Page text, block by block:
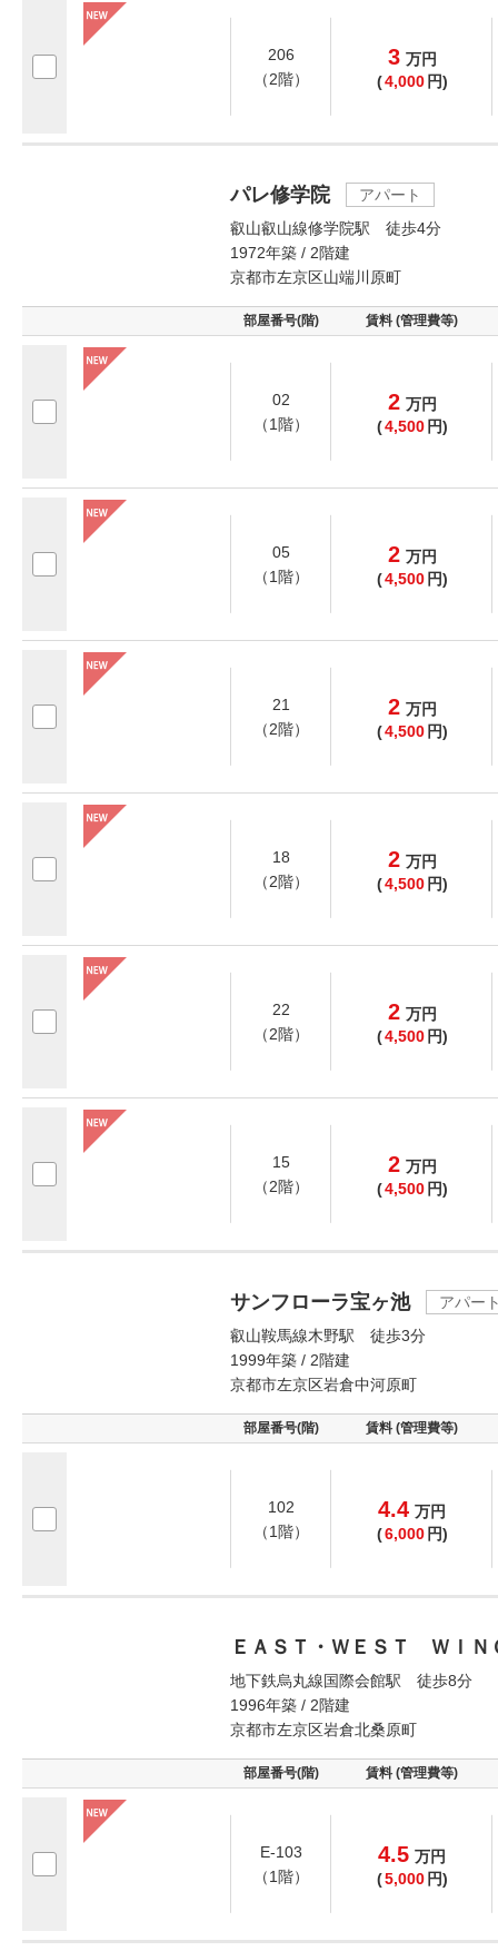
206
（2階）
3 万円
(4,000 円)
パレ修学院
アパート
叡山叡山線修学院駅 徒歩4分
1972年築 / 2階建
京都市左京区山端川原町
部屋番号(階) 賃料 (管理費等)
02
（1階）
2 万円
(4,500 円)
05
（1階）
2 万円
(4,500 円)
21
（2階）
2 万円
(4,500 円)
18
（2階）
2 万円
(4,500 円)
22
（2階）
2 万円
(4,500 円)
15
（2階）
2 万円
(4,500 円)
サンフローラ宝ヶ池
アパー
叡山鞍馬線木野駅 徒歩3分
1999年築 / 2階建
京都市左京区岩倉中河原町
部屋番号(階) 賃料 (管理費等)
102
（1階）
4.4 万円
(6,000 円)
ＥＡＳＴ・ＷＥＳＴ ＷＩＮ
地下鉄烏丸線国際会館駅 徒歩8分
1996年築 / 2階建
京都市左京区岩倉北桑原町
部屋番号(階) 賃料 (管理費等)
E-103
（1階）
4.5 万円
(5,000 円)